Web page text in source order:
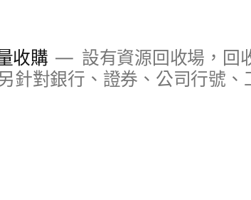
收購
設有資源回收場，回
針對銀行、證券、公司行號